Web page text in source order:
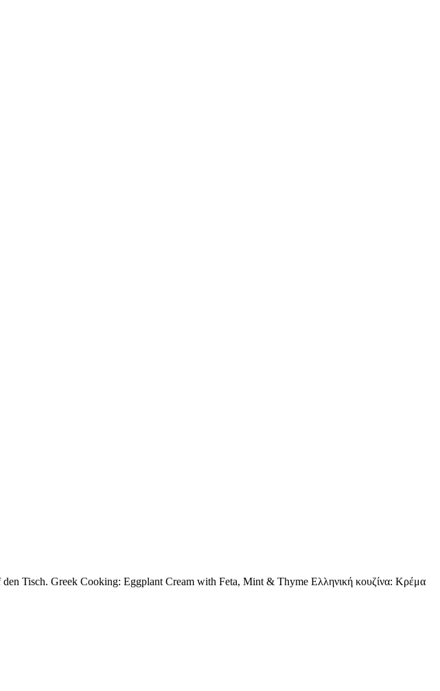
Tisch. Greek Cooking: Eggplant Cream with Feta, Mint & Thyme Ελληνική κουζίνα: Κρέμα